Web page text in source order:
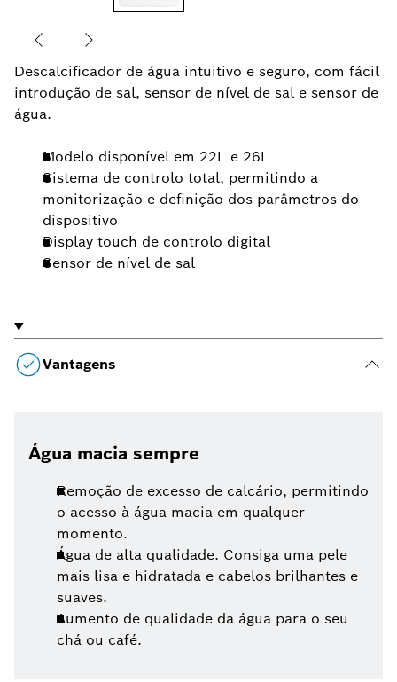
Descalcificador de água intuitivo e seguro, com fácil
introdução de sal, sensor de nível de sal e sensor de
água.
Modelo disponível em 22L e 26L
Sistema de controlo total, permitindo a
monitorização e definição dos parâmetros do
dispositivo
Display touch de controlo digital
Sensor de nível de sal
Vantagens
Água macia sempre
Remoção de excesso de calcário, permitindo
o acesso à água macia em qualquer
momento.
Água de alta qualidade. Consiga uma pele
mais lisa e hidratada e cabelos brilhantes e
suaves.
Aumento de qualidade da água para o seu
chá ou café.